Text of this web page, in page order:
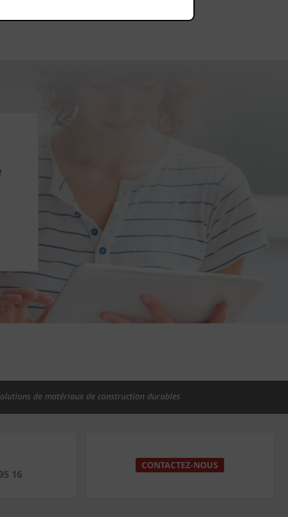
de matériaux de construction durables
16
CONTACTEZ-NOUS